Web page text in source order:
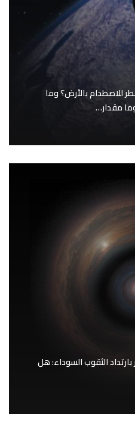
للاصطدام بالأرض؟ وما
مقدار…
الثقوب السوداء: هل